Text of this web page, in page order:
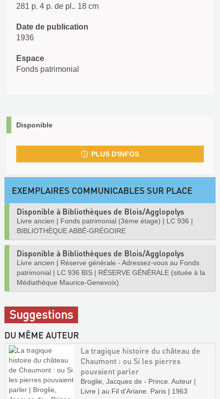
281 p. 4 p. de pl.. 18 cm
Date de publication
1936
Espace
Fonds patrimonial
Disponible
PLUS D'INFOS
EXEMPLAIRES COMMUNICABLES SUR PLACE
Disponible à Bibliothèques de Blois/Agglopolys
Livre ancien | Fonds patrimonial (3ème étage) | LC 936 |
BIBLIOTHÈQUE ABBÉ-GRÉGOIRE
Disponible à Bibliothèques de Blois/Agglopolys
Livre ancien | Réserve générale - Adressez-vous au Fonds
patrimonial | LC 936 BIS | RÉSERVE GÉNÉRALE (située à la
Médiathèque Maurice-Genevoix)
Suggestions
DU MÊME AUTEUR
La tragique histoire du château de
Chaumont : ou Si les pierres
pouvaient parler
Broglie, Jacques de - Prince. Auteur |
Livre | au Fil d'Ariane. Paris | 1963